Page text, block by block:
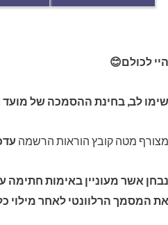
היי לכולם😊
שימו לב, בחינת ההסמכה של מועד חורף 23 נדחתה ותתקיים
מצורף מטה קובץ הוראות הרשמה
נבחן אשר מעוניין באימות
את המסמך הרלוונטי לאחר מילוי